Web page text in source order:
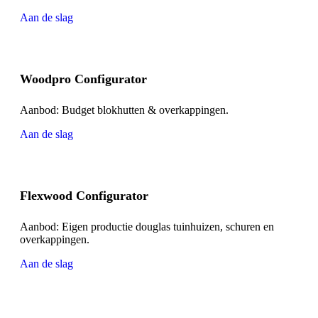
Aan de slag
Woodpro Configurator
Aanbod: Budget blokhutten & overkappingen.
Aan de slag
Flexwood Configurator
Aanbod: Eigen productie douglas tuinhuizen, schuren en
overkappingen.
Aan de slag